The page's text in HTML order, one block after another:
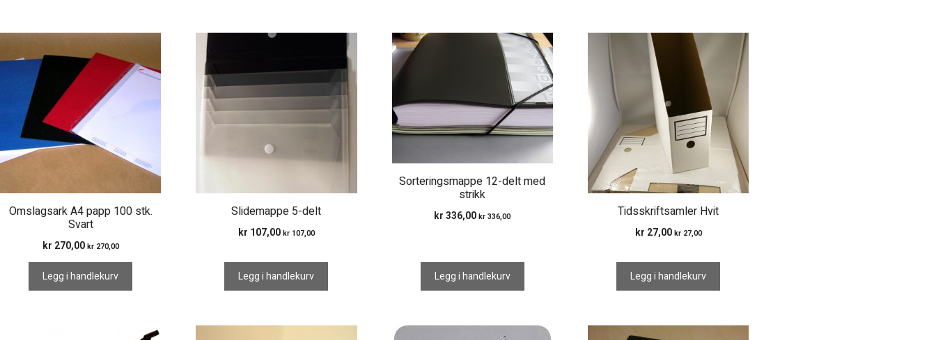
Omslagsark A4 papp 100 stk.
Svart
kr 270,00 kr270,00
Legg i handlekurv
Slidemappe 5-delt
kr 107,00 kr107,00
Legg i handlekurv
Sorteringsmappe 12-delt med
strikk
kr 336,00 kr 336,00
Legg i handlekurv
Tidsskriftsamler Hvit
kr 27,00 kr27,00
Legg i handlekurv